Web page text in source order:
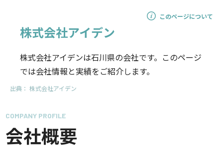
このページについて
株式会社アイデン
株式会社アイデンは石川県の会社です。このページ
では会社情報と実績をご紹介します。
出典： 株式会社アイデン
COMPANY PROFILE
会社概要